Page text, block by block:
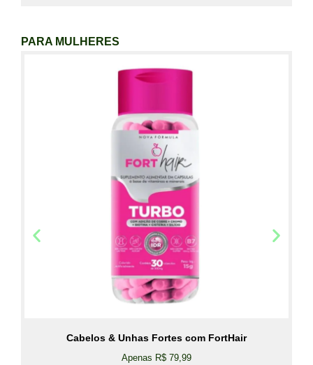
PARA MULHERES
Cabelos & Unhas Fortes com FortHair
Apenas R$ 79,99